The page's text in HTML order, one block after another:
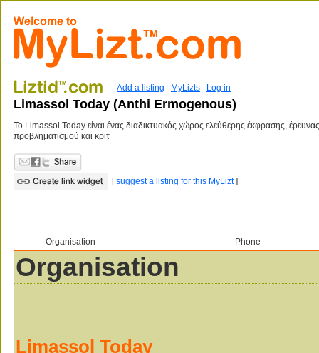
Add a listing MyLizts Log in
Limassol Today (Anthi Ermogenous)
Το Limassol Today είναι ένας διαδικτυακός χώρος ελεύθερης έκφρασης,
προβληματισμού και κριτ
[suggest a listing for this MyLizt]
Organisation Phone
Organisation
Limassol Today